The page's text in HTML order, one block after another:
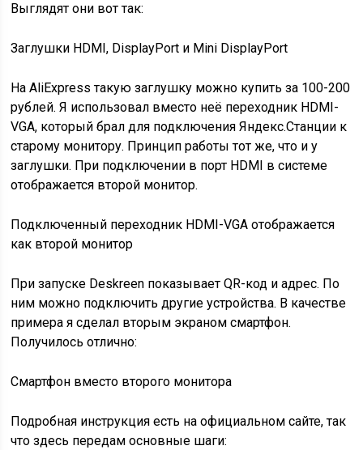
Выглядят они вот так:
Заглушки HDMI, DisplayPort и Mini DisplayPort
На AliExpress такую заглушку можно купить за 100-200
рублей. Я использовал вместо неё переходник HDMI-
VGA, который брал для подключения Яндекс.Станции к
старому монитору. Принцип работы тот же, что и у
заглушки. При подключении в порт HDMI в системе
отображается второй монитор.
Подключенный переходник HDMI-VGA отображается
как второй монитор
При запуске Deskreen показывает QR-код и адрес. По
ним можно подключить другие устройства. В качестве
примера я сделал вторым экраном смартфон.
Получилось отлично:
Смартфон вместо второго монитора
Подробная инструкция есть на официальном сайте, так
что здесь передам основные шаги: